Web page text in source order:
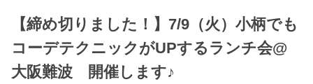
【締め切りました！】7/9（火）小柄でも
コーデテクニックがUPするランチ会@
大阪難波 開催します♪